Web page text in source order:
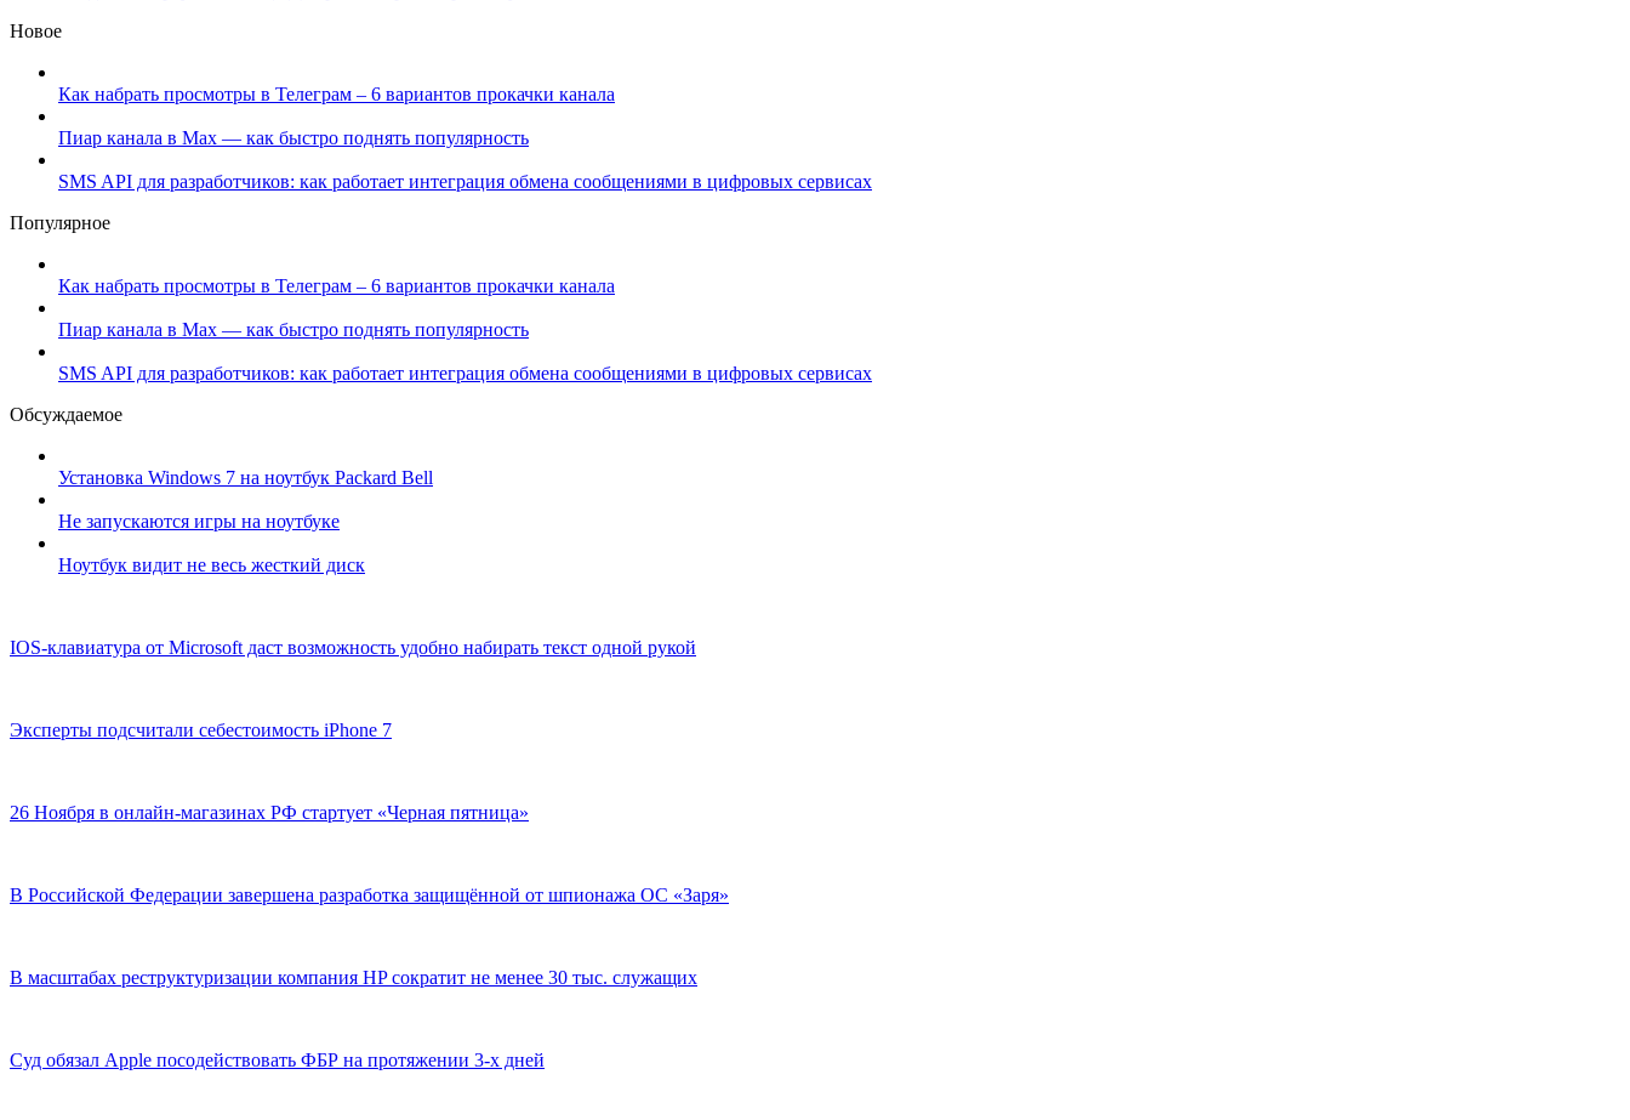
Новое
Как набрать просмотры в Телеграм – 6 вариантов прокачки канала
Пиар канала в Max — как быстро поднять популярность
SMS API для разработчиков: как работает интеграция обмена сообщениями в цифровых сервисах
Популярное
Как набрать просмотры в Телеграм – 6 вариантов прокачки канала
Пиар канала в Max — как быстро поднять популярность
SMS API для разработчиков: как работает интеграция обмена сообщениями в цифровых сервисах
Обсуждаемое
Установка Windows 7 на ноутбук Packard Bell
Не запускаются игры на ноутбуке
Ноутбук видит не весь жесткий диск
IOS-клавиатура от Microsoft даст возможность удобно набирать текст одной рукой
Эксперты подсчитали себестоимость iPhone 7
26 Ноября в онлайн-магазинах РФ стартует «Черная пятница»
В Российской Федерации завершена разработка защищённой от шпионажа ОС «Заря»
В масштабах реструктуризации компания HP сократит не менее 30 тыс. служащих
Суд обязал Apple посодействовать ФБР на протяжении 3-х дней